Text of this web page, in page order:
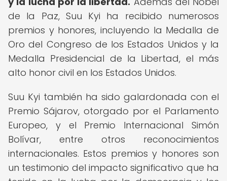
de la Paz, Suu Kyi ha recibido numerosos
premios y honores, incluyendo la Medalla de
Oro del Congreso de los Estados Unidos y la
Medalla Presidencial de la Libertad, el más
alto honor civil en los Estados Unidos.
Suu Kyi también ha sido galardonada con el
Premio Sájarov, otorgado por el Parlamento
Europeo, y el Premio Internacional Simón
Bolívar, entre otros reconocimientos
internacionales. Estos premios y honores son
un testimonio del impacto significativo que ha